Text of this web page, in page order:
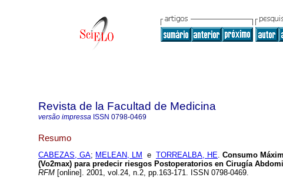
Revista de la Facultad de Medicina
versão impressa ISSN 0798-0469
Resumo
CABEZAS, GA; MELEAN, LM e TORREALBA, HE. Consumo
(Vo2max) para predecir riesgos Postoperatorios en Cirugía
RFM [online]. 2001, vol.24, n.2, pp.163-171. ISSN 0798-0469.